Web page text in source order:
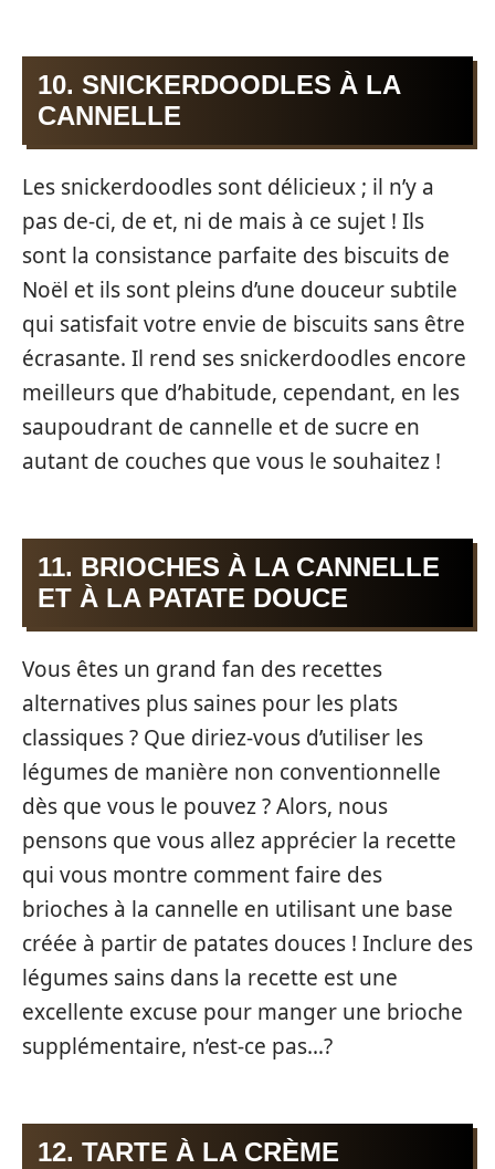
10. SNICKERDOODLES À LA
CANNELLE
Les snickerdoodles sont délicieux ; il n’y a
pas de-ci, de et, ni de mais à ce sujet ! Ils
sont la consistance parfaite des biscuits de
Noël et ils sont pleins d’une douceur subtile
qui satisfait votre envie de biscuits sans être
écrasante. Il rend ses snickerdoodles encore
meilleurs que d’habitude, cependant, en les
saupoudrant de cannelle et de sucre en
autant de couches que vous le souhaitez !
11. BRIOCHES À LA CANNELLE
ET À LA PATATE DOUCE
Vous êtes un grand fan des recettes
alternatives plus saines pour les plats
classiques ? Que diriez-vous d’utiliser les
légumes de manière non conventionnelle
dès que vous le pouvez ? Alors, nous
pensons que vous allez apprécier la recette
qui vous montre comment faire des
brioches à la cannelle en utilisant une base
créée à partir de patates douces ! Inclure des
légumes sains dans la recette est une
excellente excuse pour manger une brioche
supplémentaire, n’est-ce pas…?
12. TARTE À LA CRÈME